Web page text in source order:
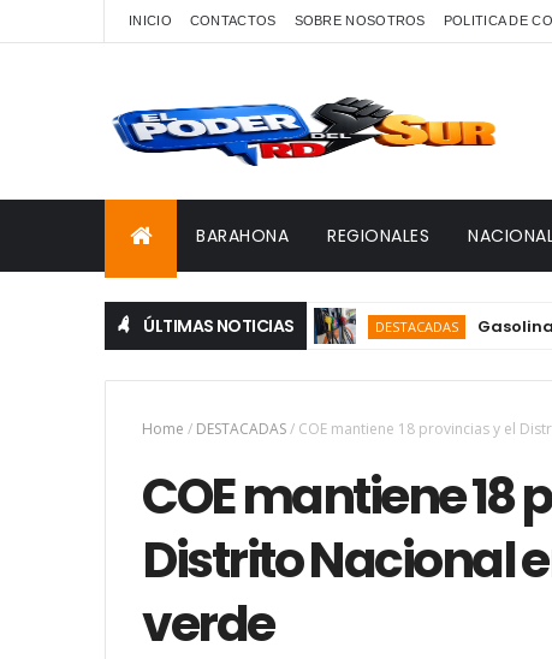
INICIO CONTACTOS SOBRE NOSOTROS POLITICA DE
BARAHONA REGIONALES
ÚLTIMAS NOTICIAS DESTACADAS Gasolina y
Home / DESTACADAS/ COE mantiene 18 provincias y el
COE mantiene 18
Distrito Nacional
verde